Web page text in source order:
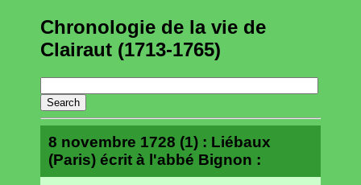
Chronologie de la vie de
Clairaut (1713-1765)
8 novembre 1728 (1) : Liébaux
(Paris) écrit à l'abbé Bignon :